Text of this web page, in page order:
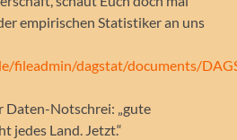
empirischen Statistiker an uns
fileadmin/dagstat/documents/
Daten-Notschrei: „gute
jedes Land. Jetzt.“